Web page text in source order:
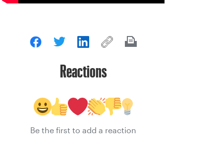
Reactions
Be the first to add a reaction